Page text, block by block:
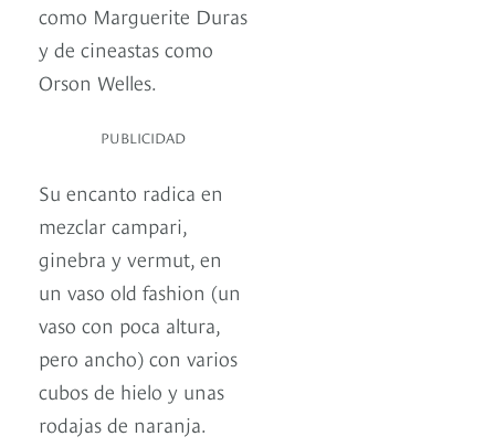
como Marguerite Duras
y de cineastas como
Orson Welles.
PUBLICIDAD
Su encanto radica en
mezclar campari,
ginebra y vermut, en
un vaso old fashion (un
vaso con poca altura,
pero ancho) con varios
cubos de hielo y unas
rodajas de naranja.